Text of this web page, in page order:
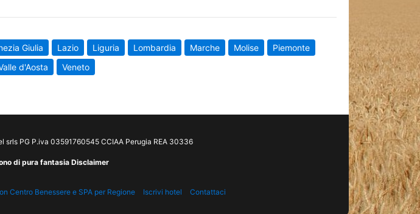
Giulia Lazio Liguria Lombardia Marche Molise
Piemonte
d'Aosta Veneto
srls PG P.iva 03591760545 CCIAA Perugia REA 30336
di pura fantasia Disclaimer
Centro Benessere e SPA per Regione Iscrivi hotel Contattaci